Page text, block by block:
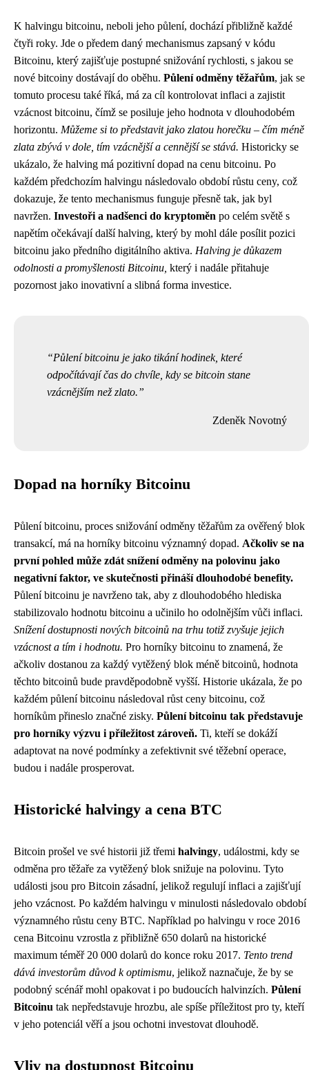
K halvingu bitcoinu, neboli jeho půlení, dochází přibližně každé
čtyři roky. Jde o předem daný mechanismus zapsaný v kódu
Bitcoinu, který zajišťuje postupné snižování rychlosti, s jakou se
nové bitcoiny dostávají do oběhu. Půlení odměny těžařům, jak se
tomuto procesu také říká, má za cíl kontrolovat inflaci a zajistit
vzácnost bitcoinu, čímž se posiluje jeho hodnota v dlouhodobém
horizontu. Můžeme si to představit jako zlatou horečku – čím méně
zlata zbývá v dole, tím vzácnější a cennější se stává. Historicky se
ukázalo, že halving má pozitivní dopad na cenu bitcoinu. Po
každém předchozím halvingu následovalo období růstu ceny, což
dokazuje, že tento mechanismus funguje přesně tak, jak byl
navržen. Investoři a nadšenci do kryptoměn po celém světě s
napětím očekávají další halving, který by mohl dále posílit pozici
bitcoinu jako předního digitálního aktiva. Halving je důkazem
odolnosti a promyšlenosti Bitcoinu, který i nadále přitahuje
pozornost jako inovativní a slibná forma investice.
Půlení bitcoinu je jako tikání hodinek, které
odpočítávají čas do chvíle, kdy se bitcoin stane
vzácnějším než zlato.
Zdeněk Novotný
Dopad na horníky Bitcoinu
Půlení bitcoinu, proces snižování odměny těžařům za ověřený blok
transakcí, má na horníky bitcoinu významný dopad. Ačkoliv se na
první pohled může zdát snížení odměny na polovinu jako
negativní faktor, ve skutečnosti přináší dlouhodobé benefity.
Půlení bitcoinu je navrženo tak, aby z dlouhodobého hlediska
stabilizovalo hodnotu bitcoinu a učinilo ho odolnějším vůči inflaci.
Snížení dostupnosti nových bitcoinů na trhu totiž zvyšuje jejich
vzácnost a tím i hodnotu. Pro horníky bitcoinu to znamená, že
ačkoliv dostanou za každý vytěžený blok méně bitcoinů, hodnota
těchto bitcoinů bude pravděpodobně vyšší. Historie ukázala, že po
každém půlení bitcoinu následoval růst ceny bitcoinu, což
horníkům přineslo značné zisky. Půlení bitcoinu tak představuje
pro horníky výzvu i příležitost zároveň. Ti, kteří se dokáží
adaptovat na nové podmínky a zefektivnit své těžební operace,
budou i nadále prosperovat.
Historické halvingy a cena BTC
Bitcoin prošel ve své historii již třemi halvingy, událostmi, kdy se
odměna pro těžaře za vytěžený blok snižuje na polovinu. Tyto
události jsou pro Bitcoin zásadní, jelikož regulují inflaci a zajišťují
jeho vzácnost. Po každém halvingu v minulosti následovalo období
významného růstu ceny BTC. Například po halvingu v roce 2016
cena Bitcoinu vzrostla z přibližně 650 dolarů na historické
maximum téměř 20 000 dolarů do konce roku 2017. Tento trend
dává investorům důvod k optimismu, jelikož naznačuje, že by se
podobný scénář mohl opakovat i po budoucích halvinzích. Půlení
Bitcoinu tak nepředstavuje hrozbu, ale spíše příležitost pro ty, kteří
v jeho potenciál věří a jsou ochotni investovat dlouhodě.
Vliv na dostupnost Bitcoinu